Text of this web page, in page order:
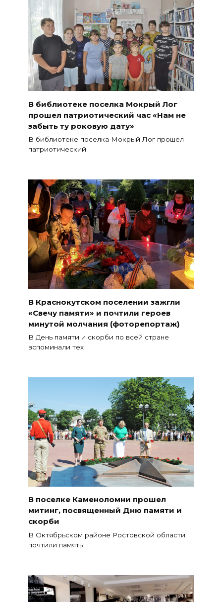
В библиотеке поселка Мокрый Лог
прошел патриотический час «Нам не
забыть ту роковую дату»
В библиотеке поселка Мокрый Лог прошел
патриотический
В Краснокутском поселении зажгли
«Свечу памяти» и почтили героев
минутой молчания (фоторепортаж)
В День памяти и скорби по всей стране
вспоминали тех
В поселке Каменоломни прошел
митинг, посвященный Дню памяти и
скорби
В Октябрьском районе Ростовской области
почтили память